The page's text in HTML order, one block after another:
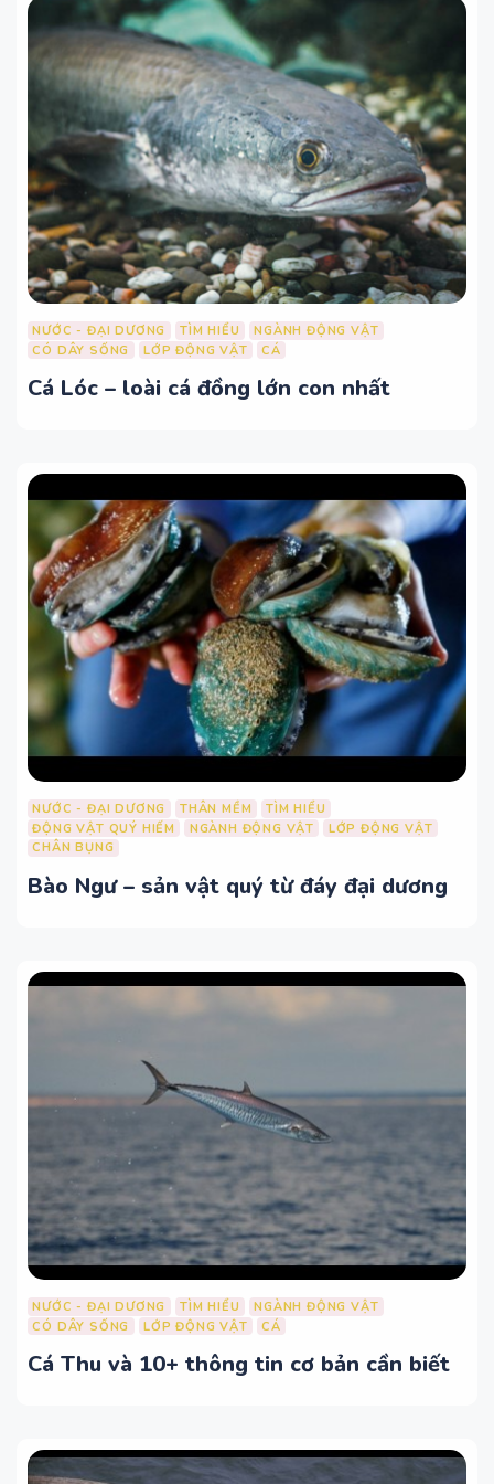
NƯỚC - ĐẠI DƯƠNG TÌM HIỂU
NGÀNH ĐỘNG VẬT
CÓ DÂY SỐNG
LỚP ĐỘNG VẬT CÁ
Cá Lóc – loài cá đồng lớn con nhất
NƯỚC - ĐẠI DƯƠNG THÂN MỀM
TÌM HIỂU
ĐỘNG VẬT QUÝ HIẾM
NGÀNH ĐỘNG VẬT
LỚP ĐỘNG VẬT
CHÂN BỤNG
Bào Ngư – sản vật quý từ đáy đại dương
NƯỚC - ĐẠI DƯƠNG TÌM HIỂU
NGÀNH ĐỘNG VẬT
CÓ DÂY SỐNG
LỚP ĐỘNG VẬT CÁ
Cá Thu và 10+ thông tin cơ bản cần biết